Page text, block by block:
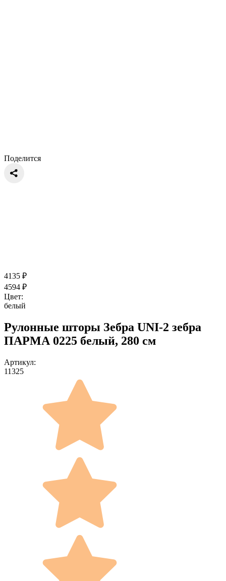
Поделится
4135 ₽
4594 ₽
Цвет:
белый
Рулонные шторы Зебра UNI-2 зебра
ПАРМА 0225 белый, 280 см
Артикул:
11325